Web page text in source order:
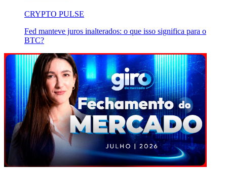
CRYPTO PULSE
Fed manteve juros inalterados: o que isso significa para o
BTC?